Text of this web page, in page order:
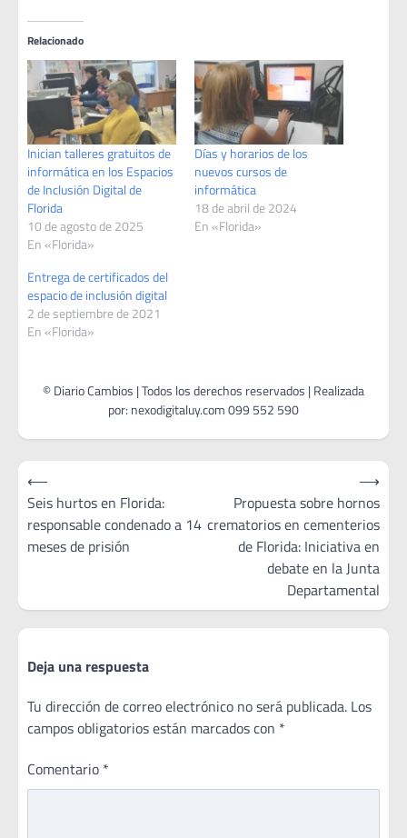
Relacionado
Inician talleres gratuitos de
informática en los Espacios
de Inclusión Digital de
Florida
10 de agosto de 2025
En «Florida»
Días y horarios de los
nuevos cursos de
informática
18 de abril de 2024
En «Florida»
Entrega de certificados del
espacio de inclusión digital
2 de septiembre de 2021
En «Florida»
Navegación
de
entradas
⟵
Seis hurtos en Florida:
responsable condenado a 14
meses de prisión
Propuesta sobre hornos
crematorios en cementerios
de Florida: Iniciativa en
debate en la Junta
Departamental
⟶
Deja una respuesta
Tu dirección de correo electrónico no será publicada. Los
campos obligatorios están marcados con *
Comentario *